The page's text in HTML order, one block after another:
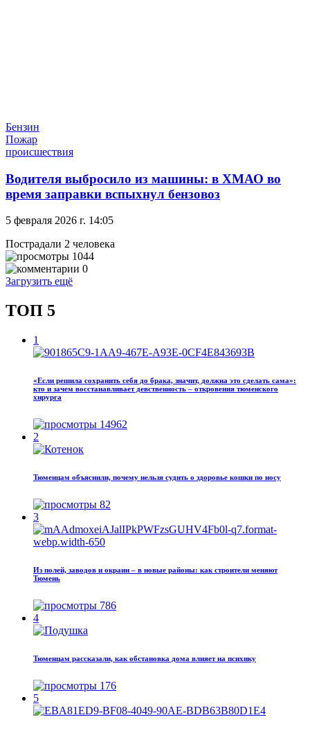
Бензин
Пожар
происшествия
Водителя выбросило из машины: в ХМАО во
время заправки вспыхнул бензовоз
5 февраля 2026 г. 14:05
Пострадали 2 человека
1044
0
Загрузить ещё
ТОП 5
1
«Если решила сохранить себя до брака, значит, должна это сделать сама»:
кто и зачем восстанавливает девственность – откровения тюменского
хирурга
14962
2
Тюменцам объяснили, почему нельзя судить о здоровье кошки по носу
82
3
Из полей, заводов и окраин – в новые районы: как строители меняют
Тюмень
786
4
Тюменцам рассказали, как обстановка дома влияет на психику
176
5